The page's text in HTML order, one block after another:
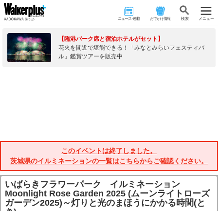
ニュース･連載 おでかけ情報 検 索 メニュー
【臨港パーク席と宿泊ホテルがセット】
花火を間近で堪能できる！「みなとみらいフェスティバ
ル」鑑賞ツアーを販売中
このイベントは終了しました。
茨城県のイルミネーションの一覧はこちらからご確認ください。
いばらきフラワーパーク イルミネーション
Moonlight Rose Garden 2025 (ムーンライトローズ
ガーデン2025)～灯りと光のまほうにかかる時間(と